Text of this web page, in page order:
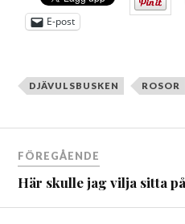
E-post
DJÄVULSBUSKEN ROSOR
Inläggsnavigering
FÖREGÅENDE
Här skulle jag vilja sitta